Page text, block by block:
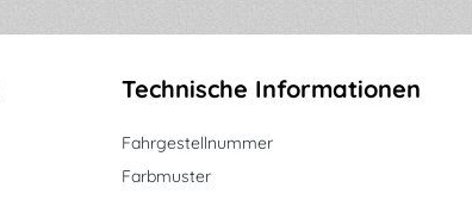
Technische Informationen
Fahrgestellnummer
Farbmuster